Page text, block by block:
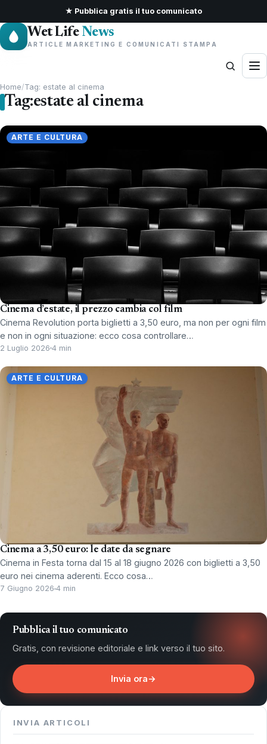
★ Pubblica gratis il tuo comunicato
Wet Life News
ARTICLE MARKETING E COMUNICATI STAMPA
Home/Tag: estate al cinema
Tag:estate al cinema
ARTE E CULTURA
Cinema d’estate, il prezzo cambia col film
Cinema Revolution porta biglietti a 3,50 euro, ma non per ogni film
e non in ogni situazione: ecco cosa controllare…
2 Luglio 2026 4 min
ARTE E CULTURA
Cinema a 3,50 euro: le date da segnare
Cinema in Festa torna dal 15 al 18 giugno 2026 con biglietti a 3,50
euro nei cinema aderenti. Ecco cosa…
7 Giugno 2026 4 min
Pubblica il tuo comunicato
Gratis, con revisione editoriale e link verso il tuo sito.
Invia ora→
INVIA ARTICOLI